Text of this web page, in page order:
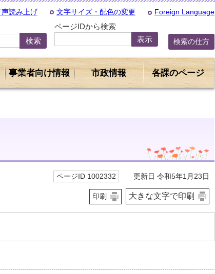
声読み上げ 文字サイズ・配色の変更 Foreign Language
ページIDから検索
検索の仕方
事業者向け情報 市政情報 各課のページ
ページID 1002332 更新日 令和5年1月23日
印刷 大きな文字で印刷